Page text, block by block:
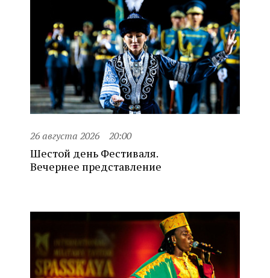
26 августа 2026 20:00
Шестой день Фестиваля.
Вечернее представление